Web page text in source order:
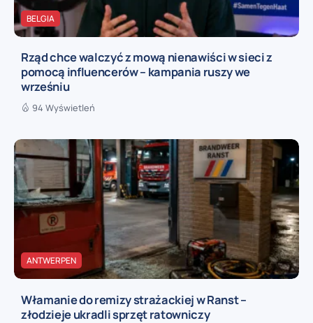
BELGIA
Rząd chce walczyć z mową nienawiści w sieci z
pomocą influencerów – kampania ruszy we
wrześniu
94 Wyświetleń
ANTWERPEN
Włamanie do remizy strażackiej w Ranst –
złodzieje ukradli sprzęt ratowniczy